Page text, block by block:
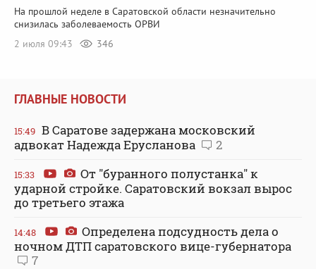
На прошлой неделе в Саратовской области незначительно
снизилась заболеваемость ОРВИ
2 июля 09:43
346
ГЛАВНЫЕ НОВОСТИ
15:49 В Саратове задержана московский
адвокат Надежда Ерусланова
2
15:33
От "буранного полустанка" к
ударной стройке. Саратовский вокзал вырос
до третьего этажа
14:48
Определена подсудность дела о
ночном ДТП саратовского вице-губернатора
7